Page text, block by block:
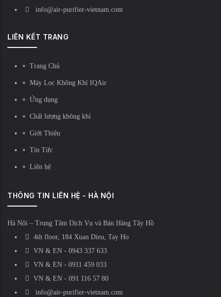
info@air-purifier-vietnam.com
LIÊN KẾT TRANG
Trang Chủ
Máy Lọc Không Khí IQAir
Ứng dụng
Chất lượng không khí
Giới Thiệu
Tin Tức
Liên hệ
THÔNG TIN LIÊN HỆ - HÀ NỘI
Hà Nội – Trung Tâm Dịch Vụ và Bán Hàng Tây Hồ
4th floor, 184 Xuan Dieu, Tay Ho
VN & EN - 0943 337 633
VN & EN - 0911 459 033
VN & EN - 091 116 57 80
info@air-purifier-vietnam.com